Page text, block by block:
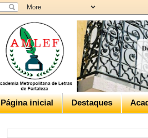
Página inicial Destaques